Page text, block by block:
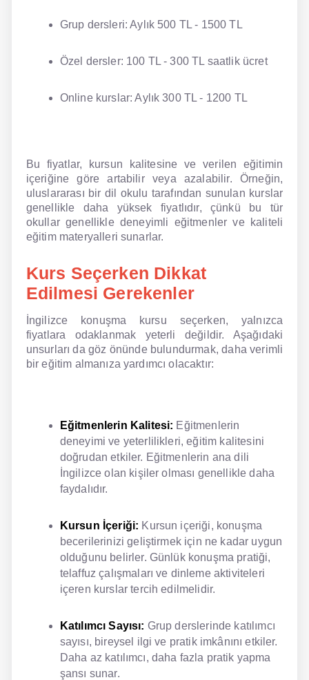
Grup dersleri: Aylık 500 TL - 1500 TL
Özel dersler: 100 TL - 300 TL saatlik ücret
Online kurslar: Aylık 300 TL - 1200 TL
Bu fiyatlar, kursun kalitesine ve verilen eğitimin
içeriğine göre artabilir veya azalabilir. Örneğin,
uluslararası bir dil okulu tarafından sunulan kurslar
genellikle daha yüksek fiyatlıdır, çünkü bu tür
okullar genellikle deneyimli eğitmenler ve kaliteli
eğitim materyalleri sunarlar.
Kurs Seçerken Dikkat
Edilmesi Gerekenler
İngilizce konuşma kursu seçerken, yalnızca
fiyatlara odaklanmak yeterli değildir. Aşağıdaki
unsurları da göz önünde bulundurmak, daha verimli
bir eğitim almanıza yardımcı olacaktır:
Eğitmenlerin Kalitesi: Eğitmenlerin
deneyimi ve yeterlilikleri, eğitim kalitesini
doğrudan etkiler. Eğitmenlerin ana dili
İngilizce olan kişiler olması genellikle daha
faydalıdır.
Kursun İçeriği: Kursun içeriği, konuşma
becerilerinizi geliştirmek için ne kadar uygun
olduğunu belirler. Günlük konuşma pratiği,
telaffuz çalışmaları ve dinleme aktiviteleri
içeren kurslar tercih edilmelidir.
Katılımcı Sayısı: Grup derslerinde katılımcı
sayısı, bireysel ilgi ve pratik imkânını etkiler.
Daha az katılımcı, daha fazla pratik yapma
şansı sunar.